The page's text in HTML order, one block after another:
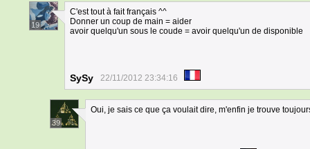
19
C'est tout à fait français ^^
Donner un coup de main = aider
avoir quelqu'un sous le coude = avoir quelqu'un de disponible
SySy 22/11/2012 23:34:16
39
Oui, je sais ce que ça voulait dire, m'enfin je trouve